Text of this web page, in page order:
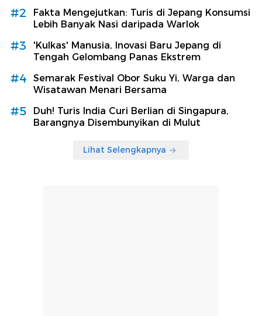
#2
Fakta Mengejutkan: Turis di Jepang Konsumsi
Lebih Banyak Nasi daripada Warlok
#3
'Kulkas' Manusia, Inovasi Baru Jepang di
Tengah Gelombang Panas Ekstrem
#4
Semarak Festival Obor Suku Yi, Warga dan
Wisatawan Menari Bersama
#5
Duh! Turis India Curi Berlian di Singapura,
Barangnya Disembunyikan di Mulut
Lihat Selengkapnya